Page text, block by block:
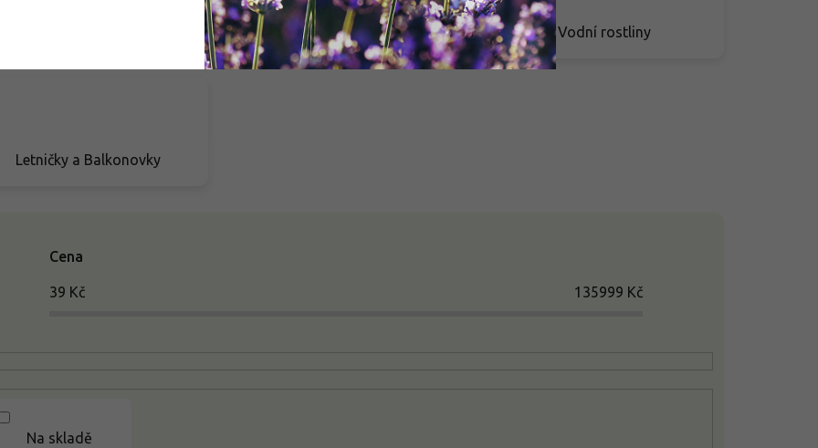
Dárkové poukazy Vodní rostliny
Letničky a Balkonovky
Cena
39 Kč 135999 Kč
Na skladě